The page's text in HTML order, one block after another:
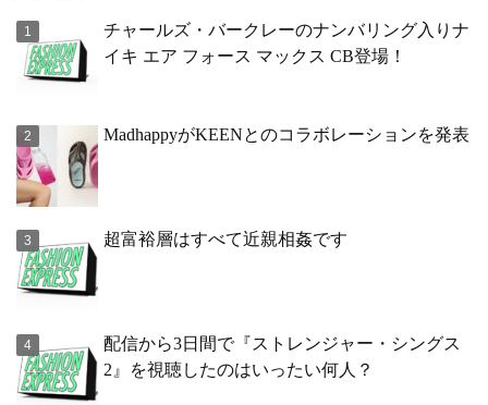
チャールズ・バークレーのナンバリング入りナ
イキ エア フォース マックス CB登場！
MadhappyがKEENとのコラボレーションを発表
超富裕層はすべて近親相姦です
配信から3日間で『ストレンジャー・シングス
2』を視聴したのはいったい何人？